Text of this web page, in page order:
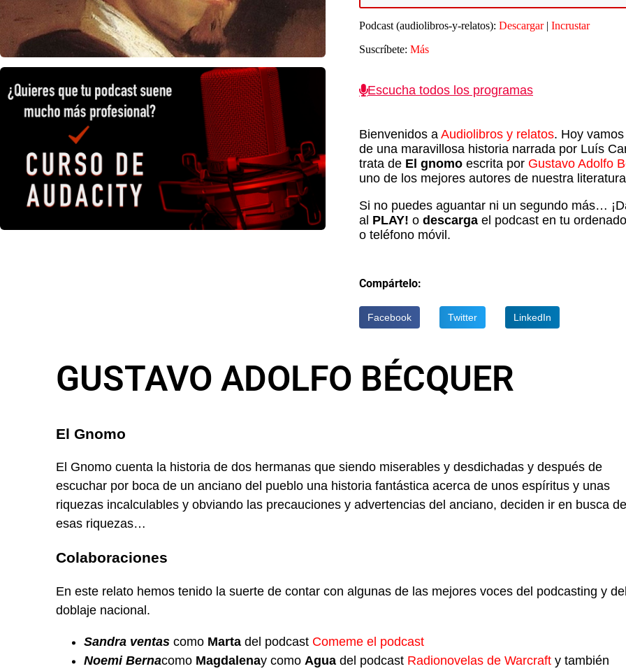
audio
Podcast (audiolibros-y-relatos): Descargar| Incrustar
Suscríbete: Más
Escucha todos los programas
Bienvenidos a Audiolibros y relatos. Hoy
de una maravillosa historia narrada por Luís
trata de El gnomo escrita por Gustavo Adolfo
uno de los mejores autores de nuestra
Si no puedes aguantar ni un segundo más…
al PLAY! o descarga el podcast en tu
o teléfono móvil.
Compártelo:
Facebook Twitter LinkedIn
GUSTAVO ADOLFO BÉCQUER
El Gnomo
El Gnomo cuenta la historia de dos hermanas que siendo miserables y desdichadas y después de
escuchar por boca de un anciano del pueblo una historia fantástica acerca de unos espíritus y unas
riquezas incalculables y obviando las precauciones y advertencias del anciano, deciden ir en busca de
esas riquezas…
Colaboraciones
En este relato hemos tenido la suerte de contar con algunas de las mejores voces del podcasting y
doblaje nacional.
Sandra ventas como Marta del podcast Comeme el podcast
Noemi Bernacomo Magdalenay como Agua del podcast Radionovelas de Warcraft y también